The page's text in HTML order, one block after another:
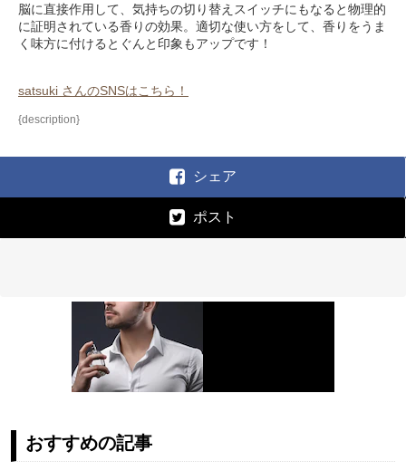
脳に直接作用して、気持ちの切り替えスイッチにもなると物理的
に証明されている香りの効果。適切な使い方をして、香りをうま
く味方に付けるとぐんと印象もアップです！
satsuki さんのSNSはこちら！
{description}
シェア
ポスト
おすすめの記事